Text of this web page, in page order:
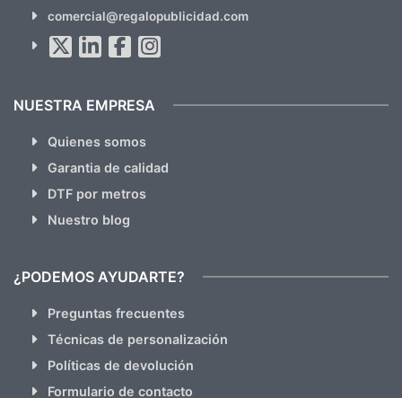
hacemos Spam)
comercial@regalopublicidad.com
NUESTRA EMPRESA
Quienes somos
Garantia de calidad
DTF por metros
Nuestro blog
¿PODEMOS AYUDARTE?
Preguntas frecuentes
Técnicas de personalización
Políticas de devolución
Formulario de contacto